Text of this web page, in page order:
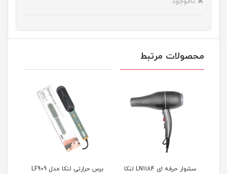
محصولات مرتبط
سشوار حرفه ای LN1184 لنکا
برس حرارتی لنکا مدل LF909